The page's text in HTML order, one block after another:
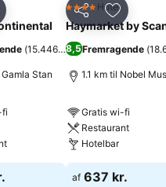
til favoritter
(15.446 bedømmelser)
Stan
fi
Del Føj til
4 StjernerHotel
Haymarket by
8,5Fremragende (
1.1 km til Nobel
Gratis wi-fi
Restaurant
Hotelbar
af 637 kr.